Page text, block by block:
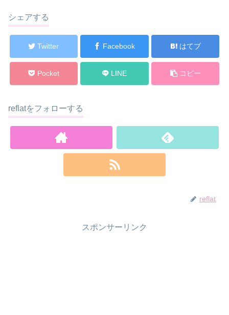
シェアする
Twitter Facebook はてブ
Pocket LINE コピー
reflatをフォローする
reflat
スポンサーリンク